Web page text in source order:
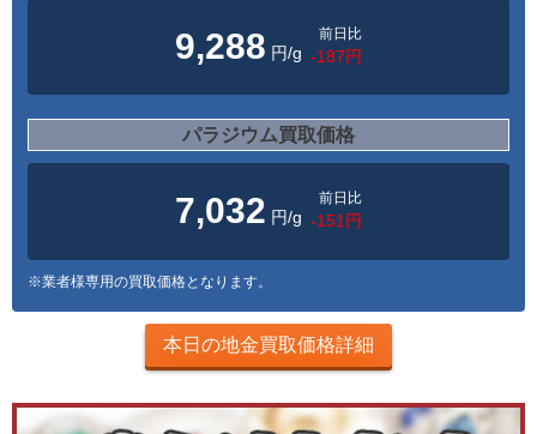
9,288 円/g
前日比
-187円
パラジウム買取価格
7,032 円/g
前日比
-151円
※業者様専用の買取価格となります。
本日の地金買取価格詳細